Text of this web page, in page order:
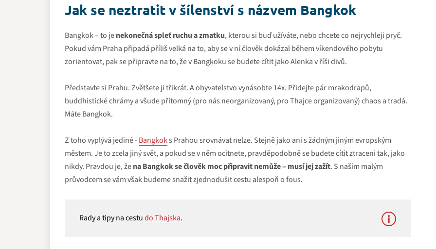
Jak se neztratit v šílenství s názvem Bangkok
Bangkok – to jenekonečná spleť ruchu a zmatku, kterou si buď užíváte, nebo chcete co nejrychleji pryč.
Pokud vám Praha připadá příliš velká na to, aby se v ní člověk dokázal během víkendového pobytu
zorientovat, pak se připravte na to, že v Bangkoku se budete cítit jako Alenka v říši divů.
Představte si Prahu. Zvětšete ji třikrát. A obyvatelstvo vynásobte 14x. Přidejte pár mrakodrapů,
buddhistické chrámy a všude přítomný (pro nás neorganizovaný, pro Thajce organizovaný) chaos a tradá.
Máte Bangkok.
Z toho vyplývá jediné -Bangkoks Prahou srovnávat nelze. Stejně jako ani s žádným jiným evropským
městem. Je to zcela jiný svět, a pokud se v něm ocitnete, pravděpodobně se budete cítit ztraceni tak, jako
nikdy. Pravdou je, žena Bangkok se člověk moc připravit nemůže – musí jej zažít. S naším malým
průvodcem se vám však budeme snažit zjednodušit cestu alespoň o fous.
Rady a tipy na cestudo Thajska.